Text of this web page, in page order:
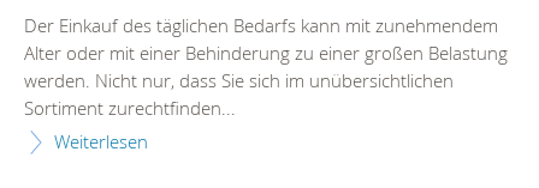
Der Einkauf des täglichen Bedarfs kann mit zunehmendem
Alter oder mit einer Behinderung zu einer großen Belastung
werden. Nicht nur, dass Sie sich im unübersichtlichen
Sortiment zurechtfinden...
Weiterlesen